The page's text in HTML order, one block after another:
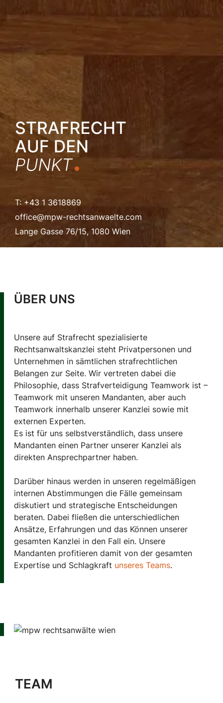
T: +43 1 3618869
office@mpw-rechtsanwaelte.com
Lange Gasse 76/15, 1080 Wien
ÜBER UNS
Unsere auf Strafrecht spezialisierte
Rechtsanwaltskanzlei steht Privatpersonen und
Unternehmen in sämtlichen strafrechtlichen
Belangen zur Seite. Wir vertreten dabei die
Philosophie, dass Strafverteidigung Teamwork ist –
Teamwork mit unseren Mandanten, aber auch
Teamwork innerhalb unserer Kanzlei sowie mit
externen Experten.
Es ist für uns selbstverständlich, dass unsere
Mandanten einen Partner unserer Kanzlei als
direkten Ansprechpartner haben.
Darüber hinaus werden in unseren regelmäßigen
internen Abstimmungen die Fälle gemeinsam
diskutiert und strategische Entscheidungen
beraten. Dabei fließen die unterschiedlichen
Ansätze, Erfahrungen und das Können unserer
gesamten Kanzlei in den Fall ein. Unsere
Mandanten profitieren damit von der gesamten
Expertise und Schlagkraft unseres Teams.
TEAM